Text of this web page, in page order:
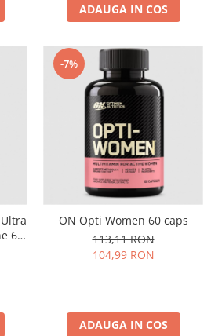
ADAUGA IN COS
60
-7%
ON Opti Women 60 caps
113,11 RON
104,99 RON
ADAUGA IN COS